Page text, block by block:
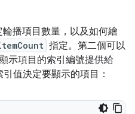
播項目數量，以及如何繪
指定。第二個可以
示項目的索引編號提供給
值決定要顯示的項目：